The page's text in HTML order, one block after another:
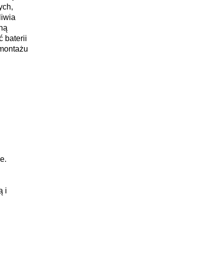
baterii
i